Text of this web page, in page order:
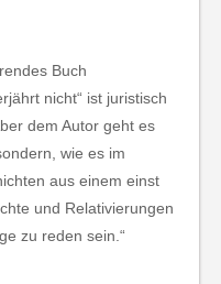
Buch
nicht“ ist juristisch
dem Autor geht es
wie es im
aus einem einst
und Relativierungen
zu reden sein.“